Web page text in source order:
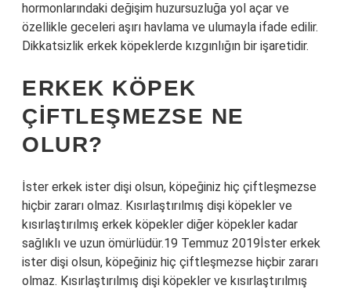
hormonlarındaki değişim huzursuzluğa yol açar ve
özellikle geceleri aşırı havlama ve ulumayla ifade edilir.
Dikkatsizlik erkek köpeklerde kızgınlığın bir işaretidir.
ERKEK KÖPEK
ÇIFTLEŞMEZSE NE
OLUR?
İster erkek ister dişi olsun, köpeğiniz hiç çiftleşmezse
hiçbir zararı olmaz. Kısırlaştırılmış dişi köpekler ve
kısırlaştırılmış erkek köpekler diğer köpekler kadar
sağlıklı ve uzun ömürlüdür.19 Temmuz 2019İster erkek
ister dişi olsun, köpeğiniz hiç çiftleşmezse hiçbir zararı
olmaz. Kısırlaştırılmış dişi köpekler ve kısırlaştırılmış